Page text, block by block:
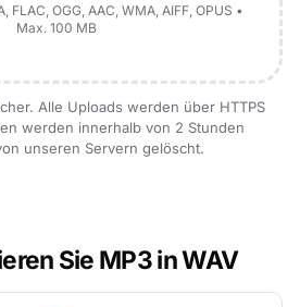
OGG, AAC, WMA, AIFF, OPUS •
Max. 100 MB
Alle Uploads werden über HTTPS
werden innerhalb von 2 Stunden
unseren Servern gelöscht.
Sie MP3 in WAV